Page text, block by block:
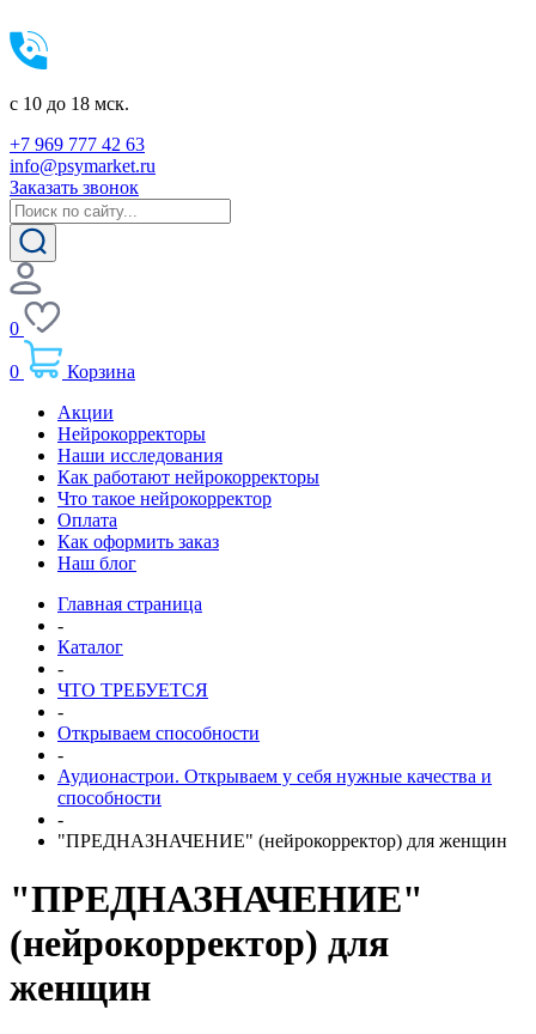
c 10 до 18 мск.
+7 969 777 42 63
info@psymarket.ru
Заказать звонок
0
0
Корзина
Акции
Нейрокорректоры
Наши исследования
Как работают нейрокорректоры
Что такое нейрокорректор
Оплата
Как оформить заказ
Наш блог
Главная страница
-
Каталог
-
ЧТО ТРЕБУЕТСЯ
-
Открываем способности
-
Аудионастрои. Открываем у себя нужные качества и
способности
-
"ПРЕДНАЗНАЧЕНИЕ" (нейрокорректор) для женщин
"ПРЕДНАЗНАЧЕНИЕ"
(нейрокорректор) для
женщин